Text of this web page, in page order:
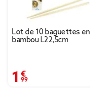
Lot de 10 baguettes en
bambou L22,5cm
1,99 €